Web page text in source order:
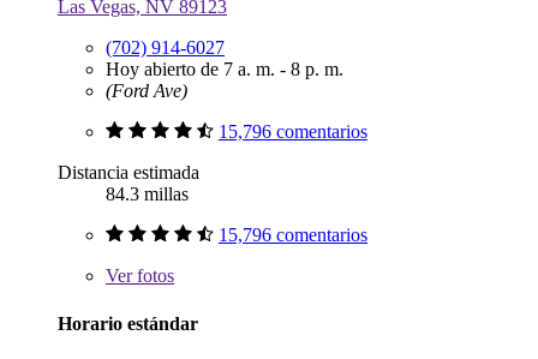
Las Vegas, NV 89123
(702) 914-6027
Hoy abierto de 7 a. m. - 8 p. m.
(Ford Ave)
15,796 comentarios
Distancia estimada
84.3 millas
15,796 comentarios
Verfotos
Horario estándar